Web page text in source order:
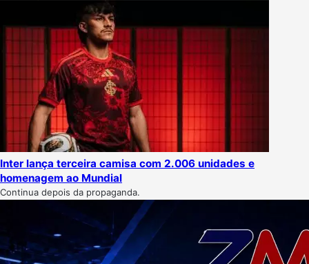
Inter lança terceira camisa com 2.006 unidades e
homenagem ao Mundial
Continua depois da propaganda.